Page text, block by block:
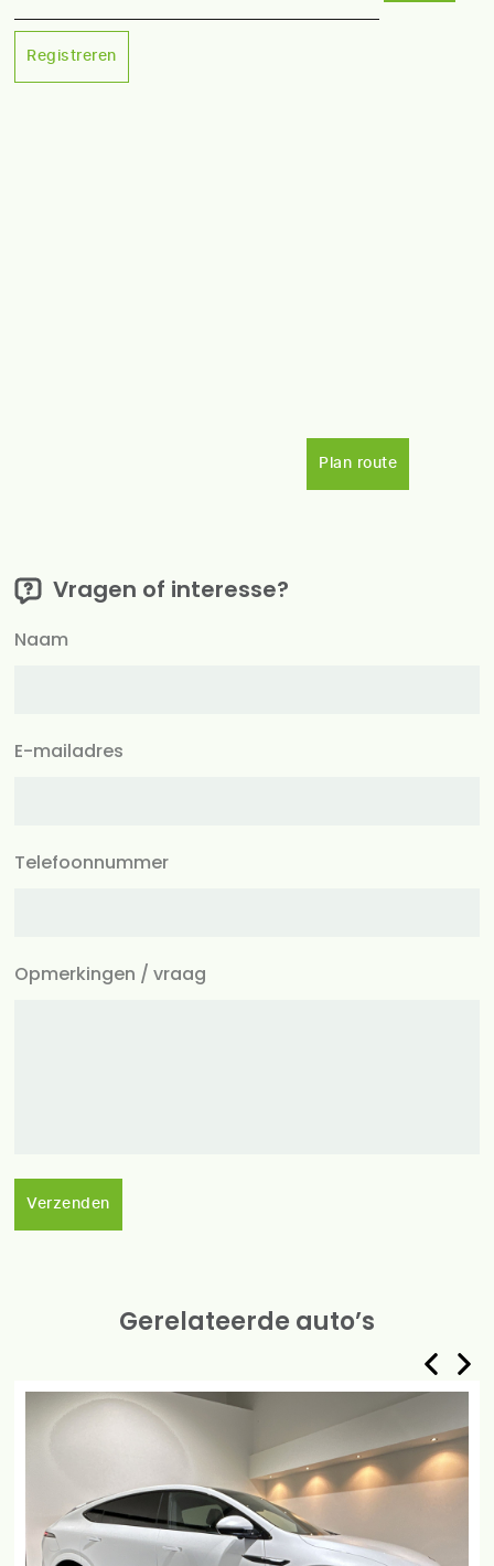
Registreren
Plan route
Vragen of interesse?
Naam
E-mailadres
Telefoonnummer
Opmerkingen / vraag
Verzenden
Gerelateerde auto’s